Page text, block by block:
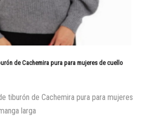
de Cachemira pura para mujeres de cuello
tiburón de Cachemira pura para mujeres
larga